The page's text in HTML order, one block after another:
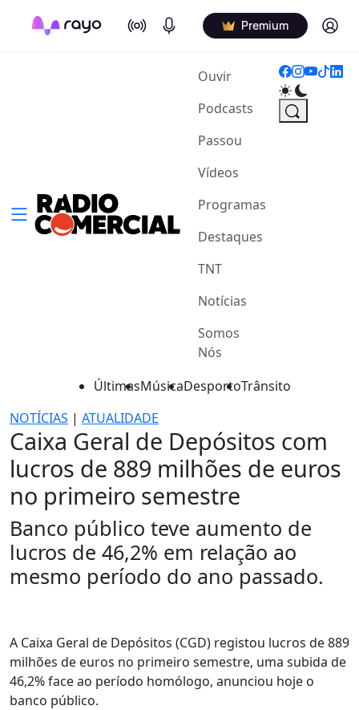
On Air Podcasts Premium Log in
Ouvir(current)
Podcasts
Passou
Vídeos
Programas
Destaques
TNT
Notícias
Somos
Nós
ÚltimasMúsicaDesportoTrânsito
NOTÍCIAS | ATUALIDADE
Caixa Geral de Depósitos com
lucros de 889 milhões de euros
no primeiro semestre
Banco público teve aumento de
lucros de 46,2% em relação ao
mesmo período do ano passado.
A Caixa Geral de Depósitos (CGD) registou lucros de 889
milhões de euros no primeiro semestre, uma subida de
46,2% face ao período homólogo, anunciou hoje o
banco público.